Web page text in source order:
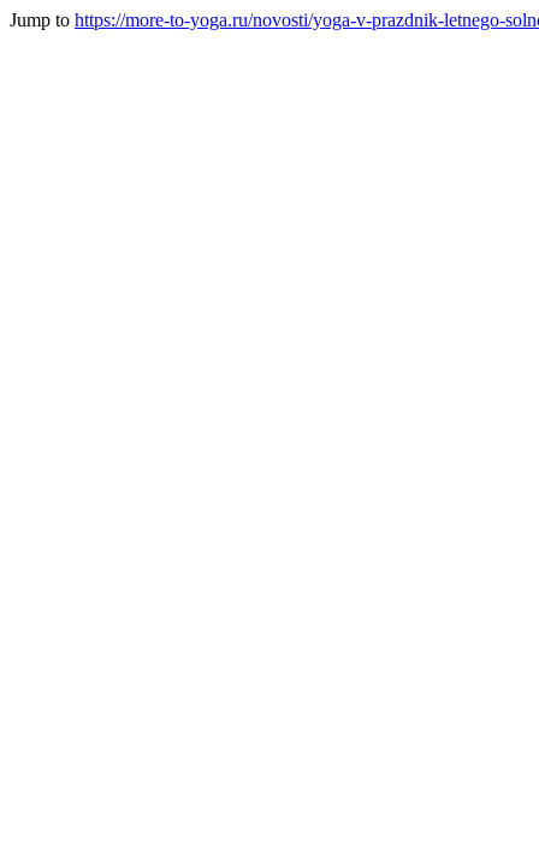
Jump to https://more-to-yoga.ru/novosti/yoga-v-prazdnik-letnego-